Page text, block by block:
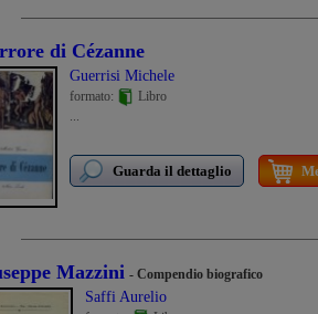
di Cézanne
Guerrisi Michele
formato:
Libro
...
Guarda il dettaglio
Mazzini - Compendio biografico
Saffi Aurelio